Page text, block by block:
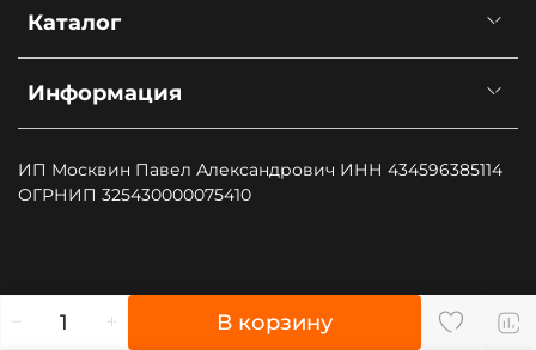
В корзину
Каталог
Информация
ИП Москвин Павел Александрович ИНН 434596385114
ОГРНИП 325430000075410
", type: "pageView", start: (new Date()).getTime()});
(function (d, w, id) { if (d.getElementById(id)) return; var